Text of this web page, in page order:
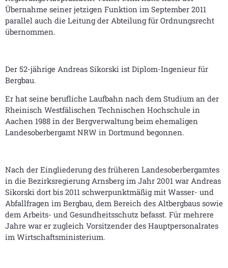
Übernahme seiner jetzigen Funktion im September 2011
parallel auch die Leitung der Abteilung für Ordnungsrecht
übernommen.
Der 52-jährige Andreas Sikorski ist Diplom-Ingenieur für
Bergbau.
Er hat seine berufliche Laufbahn nach dem Studium an der
Rheinisch Westfälischen Technischen Hochschule in
Aachen 1988 in der Bergverwaltung beim ehemaligen
Landesoberbergamt NRW in Dortmund begonnen.
Nach der Eingliederung des früheren Landesoberbergamtes
in die Bezirksregierung Arnsberg im Jahr 2001 war Andreas
Sikorski dort bis 2011 schwerpunktmäßig mit Wasser- und
Abfallfragen im Bergbau, dem Bereich des Altbergbaus sowie
dem Arbeits- und Gesundheitsschutz befasst. Für mehrere
Jahre war er zugleich Vorsitzender des Hauptpersonalrates
im Wirtschaftsministerium.